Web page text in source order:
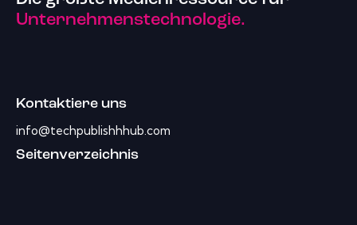
Unternehmenstechnologie.
Kontaktiere uns
info@techpublishhhub.com
Seitenverzeichnis